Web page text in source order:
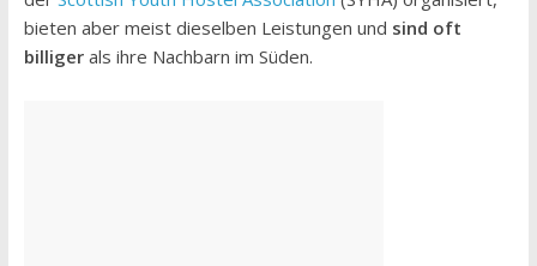
bieten aber meist dieselben Leistungen und sind oft
billigerals ihre Nachbarn im Süden.